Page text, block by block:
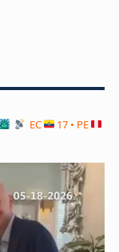
EC
17 • PE